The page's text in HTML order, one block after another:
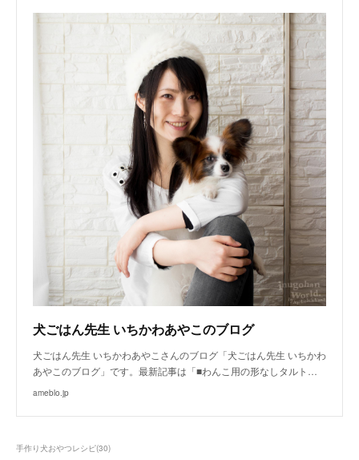
犬ごはん先生 いちかわあやこのブログ
犬ごはん先生 いちかわあやこさんのブログ「犬ごはん先生 いちかわ
あやこのブログ」です。最新記事は「■わんこ用の形なしタルト…
ameblo.jp
手作り犬おやつレシピ(30)